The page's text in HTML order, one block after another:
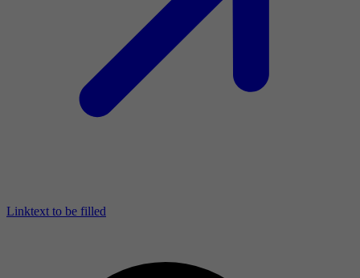
Linktext to be filled